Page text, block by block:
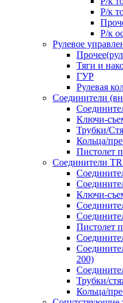
Р/к
Р/к
Рулевое
Тяги и
ГУР
Рулевая
Соединители
Ключи-
Трубки/
Кольца/
Пистолет
Соединители
Ключи-
Пистолет
200)
Трубки/
Кольца/